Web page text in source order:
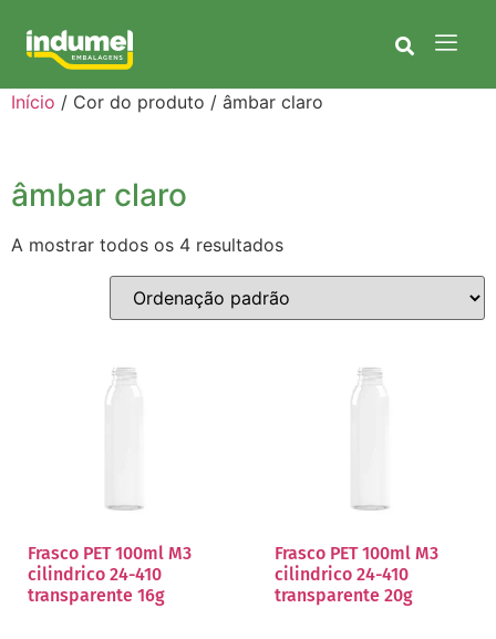
Início / Cor do produto / âmbar claro
âmbar claro
A mostrar todos os 4 resultados
Frasco PET 100ml M3
cilindrico 24-410
transparente 16g
Frasco PET 100ml M3
cilindrico 24-410
transparente 20g